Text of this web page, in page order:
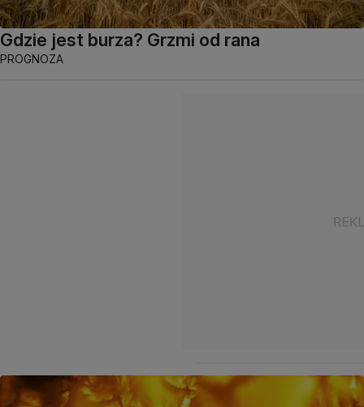
Gdzie jest burza? Grzmi od rana
PROGNOZA